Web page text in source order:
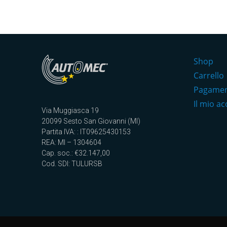
Via Muggiasca 19
20099 Sesto San Giovanni (MI)
Partita IVA: : IT09625430153
REA: MI – 1304604
Cap. soc.: €32.147,00
Cod. SDI: TULURSB
Shop
Carrello
Il mio